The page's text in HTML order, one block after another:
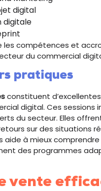
digital
digitale
compétences et
du commercial
pratiques
constituent
digital. Ces
du secteur. Elles
sur des situations
à mieux
des programmes
vente